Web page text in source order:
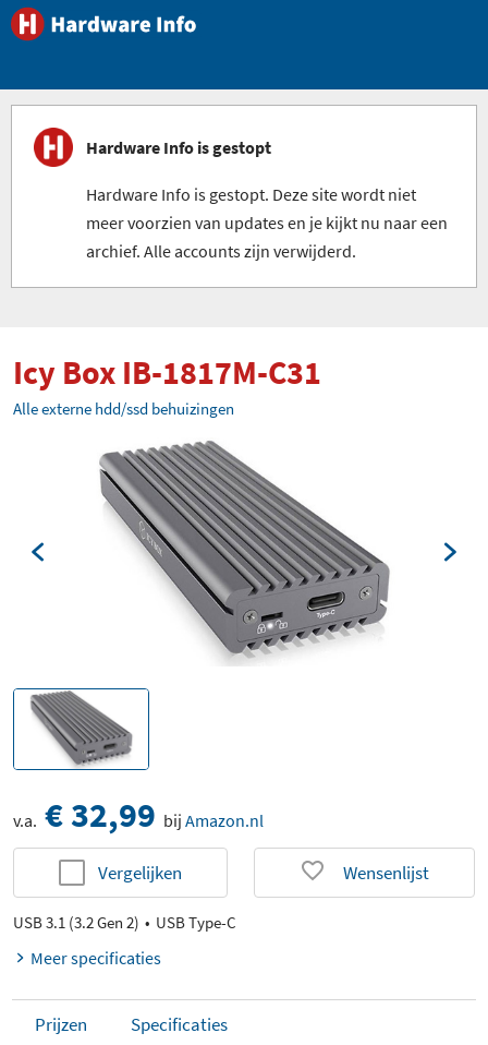
Hardware Info is gestopt
Hardware Info is gestopt. Deze site wordt niet
meer voorzien van updates en je kijkt nu naar een
archief. Alle accounts zijn verwijderd.
Icy Box IB-1817M-C31
Alle externe hdd/ssd behuizingen
v.a. € 32,99 bij Amazon.nl
Vergelijken Wensenlijst
USB 3.1 (3.2 Gen 2) USB Type-C
Meer specificaties
Prijzen Specificaties